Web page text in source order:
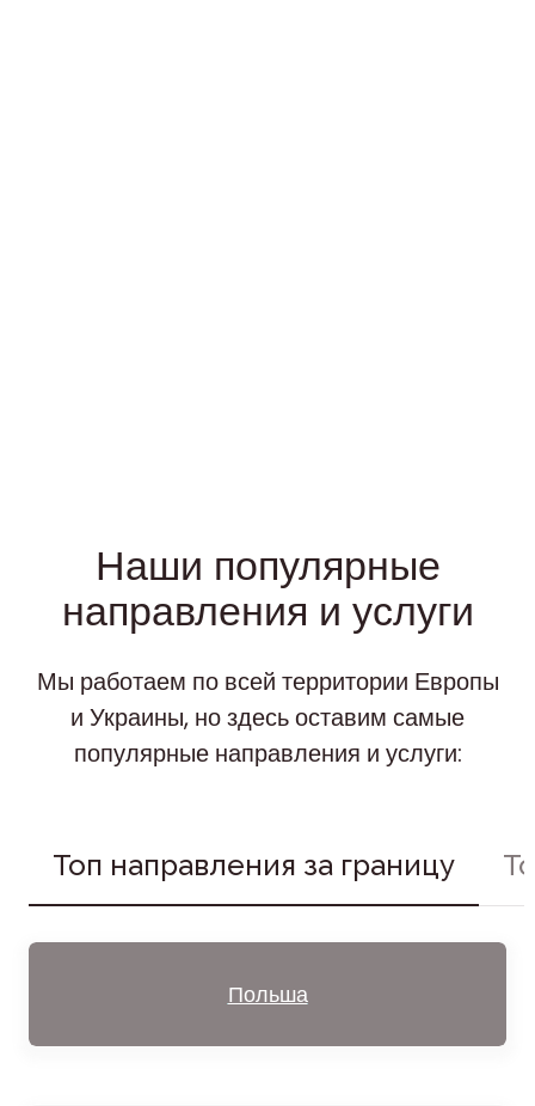
Наши популярные
направления и услуги
Мы работаем по всей территории Европы
и Украины, но здесь оставим самые
популярные направления и услуги:
Топ направления за границу
Польша